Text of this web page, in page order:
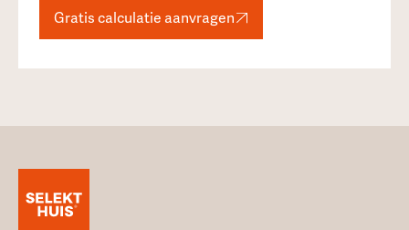
Gratis calculatie aanvragen